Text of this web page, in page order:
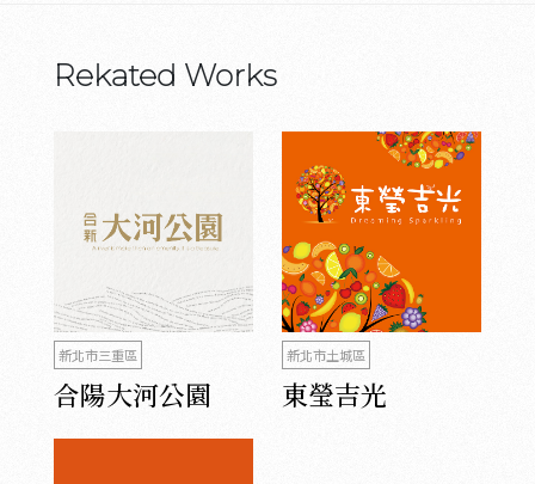
Rekated Works
新北市三重區
合陽大河公園
新北市土城區
東瑩吉光